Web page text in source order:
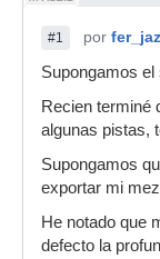
#1 por
Supongamos el
Recien terminé
algunas pistas,
Supongamos
exportar mi
He notado que
defecto la